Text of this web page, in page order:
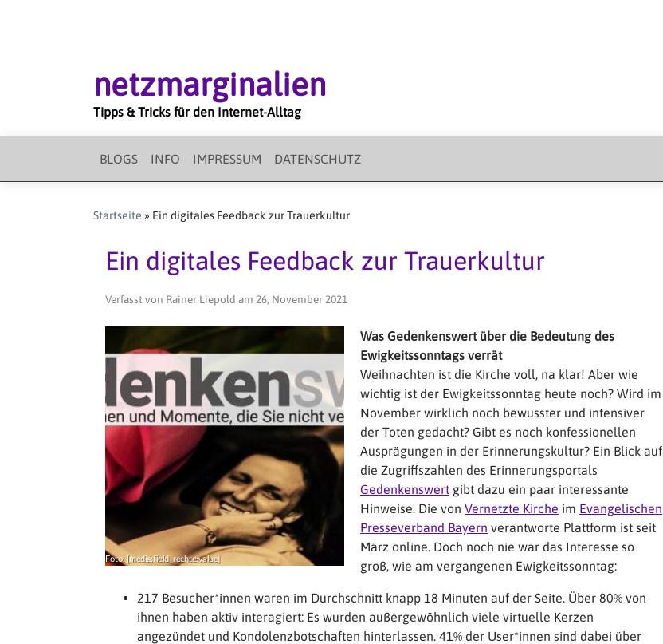
netzmarginalien
Tipps & Tricks für den Internet-Alltag
MAIN
MENU
BLOGS INFO IMPRESSUM DATENSCHUTZ
Startseite Ein digitales Feedback zur Trauerkultur
Ein digitales Feedback zur Trauerkultur
Verfasst von Rainer Liepold am 26, November 2021
Was Gedenkenswert über die Bedeutung des
Ewigkeitssonntags verrät
Weihnachten ist die Kirche voll, na klar! Aber wie
wichtig ist der Ewigkeitssonntag heute noch? Wird im
November wirklich noch bewusster und intensiver
der Toten gedacht? Gibt es noch konfessionellen
Ausprägungen in der Erinnerungskultur? Ein Blick auf
die Zugriffszahlen des Erinnerungsportals
Gedenkenswert gibt dazu ein paar interessante
Hinweise. Die von Vernetzte Kirche im Evangelischen
Presseverband Bayern verantworte Plattform ist seit
März online. Doch noch nie war das Interesse so
groß, wie am vergangenen Ewigkeitssonntag:
217 Besucher*innen waren im Durchschnitt knapp 18 Minuten auf der Seite. Über 80% von
ihnen haben aktiv interagiert: Es wurden außergewöhnlich viele virtuelle Kerzen
angezündet und Kondolenzbotschaften hinterlassen. 41% der User*innen sind dabei über